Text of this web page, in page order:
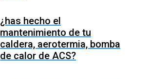
¿has hecho el
mantenimiento de tu
caldera, aerotermia, bomba
de calor de ACS?